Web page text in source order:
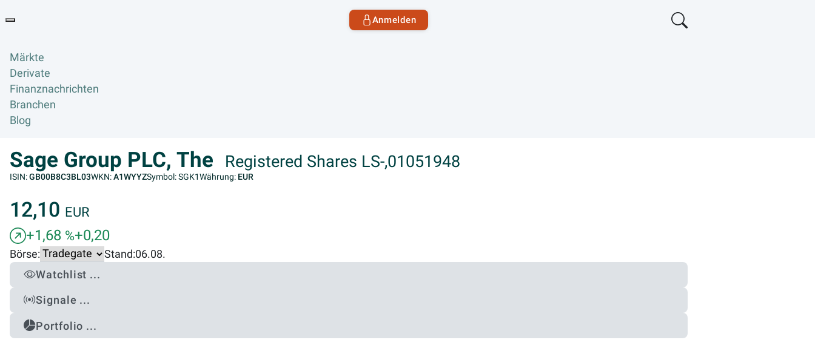
Anmelden
Märkte
Derivate
Finanznachrichten
Branchen
Blog
Sage Group PLC, The Registered Shares LS-,01051948
ISIN:GB00B8C3BL03WKN:A1WYYZSymbol: SGK1Währung: EUR
12,10 EUR
+1,68 %+0,20
Börse: Stand:06.08.
Watchlist ...
Signale ...
Portfolio ...